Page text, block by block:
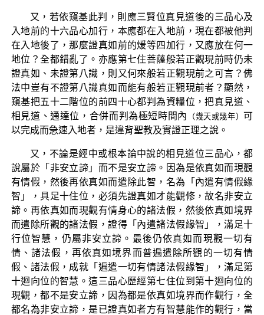
又，若依窺基此判，則應三賢位真見道後的三品心及
入地前的十六品心加行，本應都在入地前，現在都被他判
在入地後了，那麼證真如前的煖等四加行，又應放在何一
地位？全都錯亂了。亦應第七住菩薩般若正觀現前時仍未
證真如、未證第八識，則又何來般若正觀現前之可言？佛
法中豈有不證第八識真如而能有般若正觀現前者？顯然，
窺基把五十二階位的前四十心都判為資糧位，把真見道、
相見道、通達位，合併而判為極短時間內
（幾天或幾年） 可
以完成而急速入地者，是違背聖教及實證正理之說。
又，不論是經中或根本論中說的相見道位三品心，都
說屬於「非安立諦」而不是安立諦。因為是依真如而現觀
有情假，然後再依真如而遣除此智，名為「內遣有情假緣
智」，具足十住位，必須先證真如才能觀修，故名非安立
諦。再依真如而現觀有情身心的諸法假，然後依真如境界
而遣除所觀的諸法假，證得「內遣諸法假緣智」，滿足十
行位智慧，仍屬非安立諦。最後仍依真如而現觀一切有
情、諸法假，再依真如境界而普遍遣除所觀的一切有情
假、諸法假，成就「遍遣一切有情諸法假緣智」，滿足第
十迴向位的智慧。這三品心歷經第七住位到第十迴向位的
現觀，都不是安立諦，因為都是依真如境界而作觀行，全
都名為非安立諦，是已證真如者方有智慧能作的觀行，當